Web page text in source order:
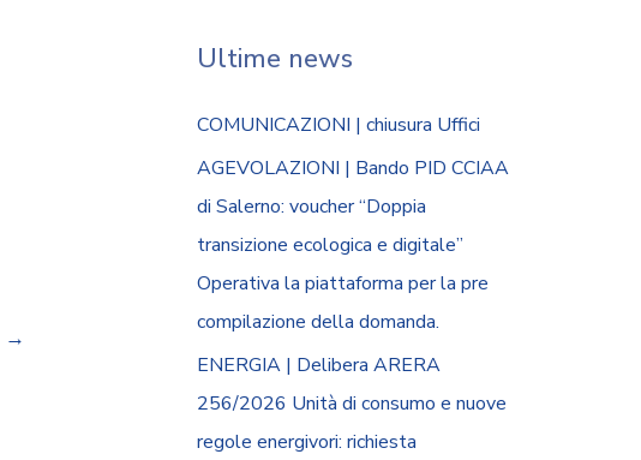
→
Ultime news
COMUNICAZIONI | chiusura Uffici
AGEVOLAZIONI | Bando PID CCIAA
di Salerno: voucher “Doppia
transizione ecologica e digitale”
Operativa la piattaforma per la pre
compilazione della domanda.
ENERGIA | Delibera ARERA
256/2026 Unità di consumo e nuove
regole energivori: richiesta